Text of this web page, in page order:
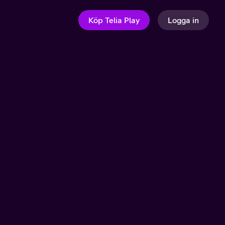
Köp Telia Play Logga in